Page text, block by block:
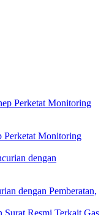
Perketat Monitoring
dengan Pemberatan,